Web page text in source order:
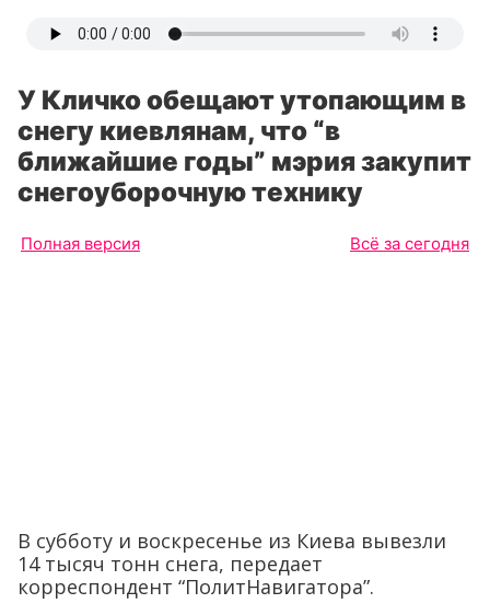
У Кличко обещают утопающим в
снегу киевлянам, что “в
ближайшие годы” мэрия закупит
снегоуборочную технику
Полная версия Всё за сегодня
В субботу и воскресенье из Киева вывезли
14 тысяч тонн снега, передает
корреспондент “ПолитНавигатора”.